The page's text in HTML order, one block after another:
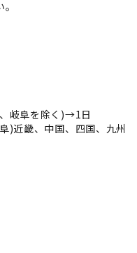
岐阜を除く)→1日
)近畿、中国、四国、九州